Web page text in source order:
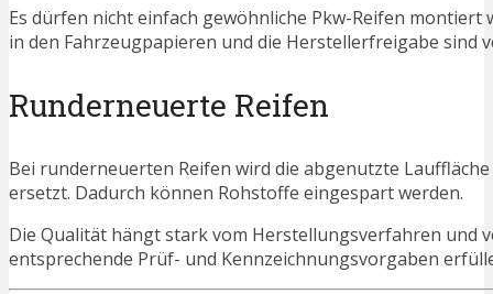
Es dürfen nicht einfach gewöhnliche Pkw-Reifen
in den Fahrzeugpapieren und die Herstellerfreigabe sind
Runderneuerte Reifen
Bei runderneuerten Reifen wird die abgenutzte
ersetzt. Dadurch können Rohstoffe eingespart werden.
Die Qualität hängt stark vom Herstellungsverfahren und
entsprechende Prüf- und Kennzeichnungsvorgaben